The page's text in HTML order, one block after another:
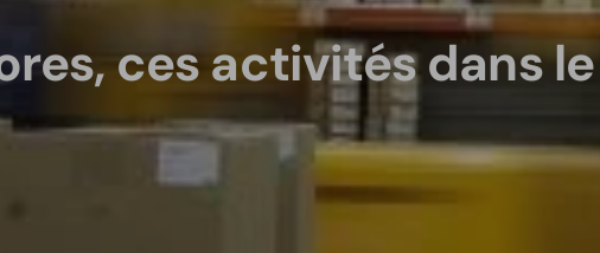
ces activités dans